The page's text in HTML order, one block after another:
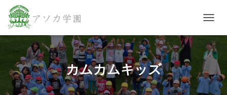
カムカムキッズ